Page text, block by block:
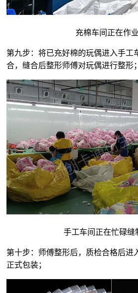
充棉车间正在作
第九步：将已充好棉的玩偶进入手工
合，缝合后整形师傅对玩偶进行整形；
手工车间正在忙碌缝
第十步：师傅整形后，质检合格后进
正式包装；